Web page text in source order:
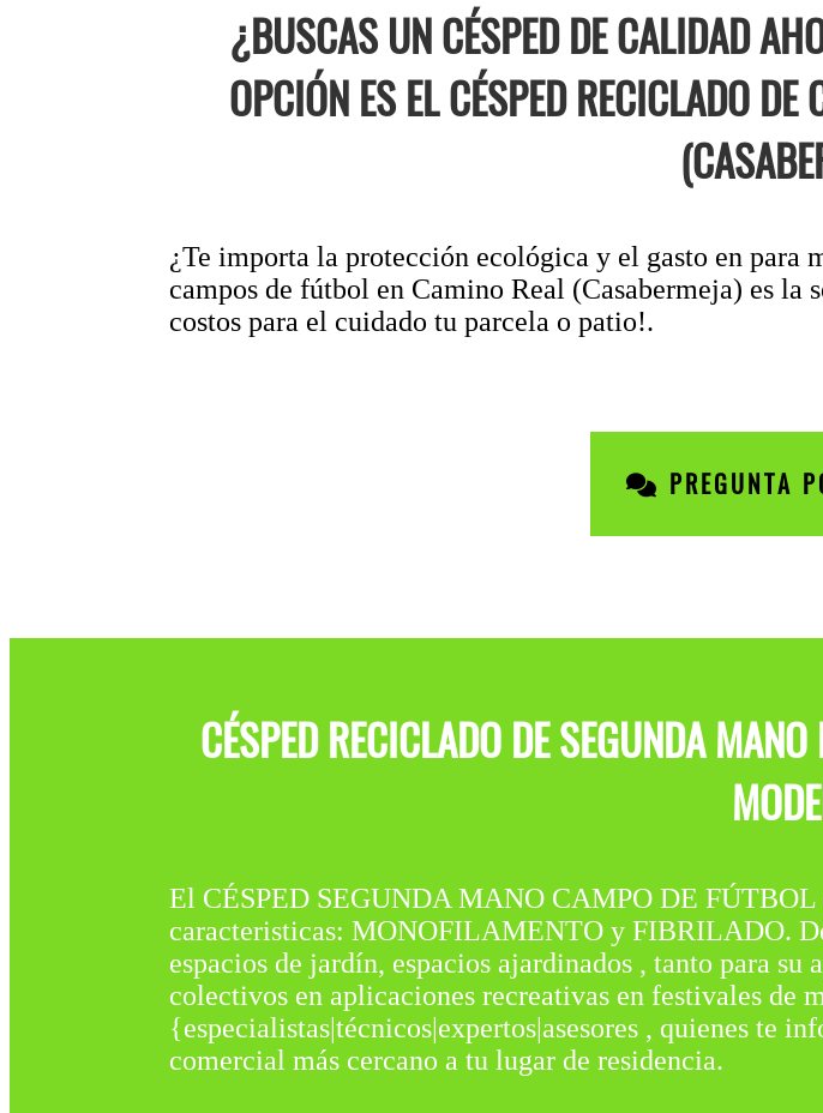
¿BUSCAS UN CÉSPED DE CALIDAD
OPCIÓN ES EL CÉSPED RECICLADO
¿Te importa la protección ecológica y el gasto en para
campos de fútbol en Camino Real (Casabermeja) es
costos para el cuidado tu parcela o patio!.
PREGUNTA
CÉSPED RECICLADO DE SEGUNDA
El CÉSPED SEGUNDA MANO CAMPO DE FÚTBOL
caracteristicas: MONOFILAMENTO y FIBRILADO.
espacios de jardín, espacios ajardinados , tanto para
colectivos en aplicaciones recreativas en festivales de
{especialistas|técnicos|expertos|asesores , quienes te
comercial más cercano a tu lugar de residencia.